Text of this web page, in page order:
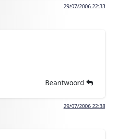
29/07/2006 22:33
Beantwoord
29/07/2006 22:38